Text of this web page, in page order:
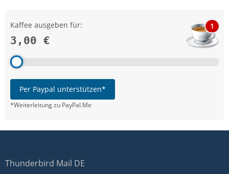
Kaffee ausgeben für:
3,00 €
1
Per Paypal unterstützen*
*Weiterleitung zu PayPal.Me
Thunderbird Mail DE